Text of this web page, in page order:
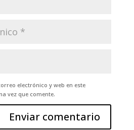
electrónico y web en este
vez que comente.